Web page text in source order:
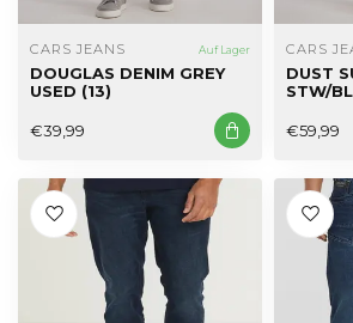
CARS JEANS Auf Lager
DOUGLAS DENIM GREY
USED (13)
€39,99
CARS
DUST
STW/
€59,99